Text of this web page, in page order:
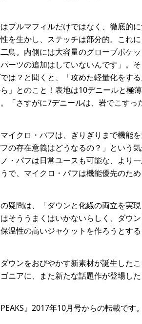
プルマフィルだけではなく、徹底的
を生かし、ステッチは部分的。これ
鳥。内側には大容量のグローブポケ
ーツの追加はしていないんです」。
は？と聞くと、「攻めた軽量化をす
」とのこと！表地は10デニールと極
「さすがに7デニールは、岩でこすっ
イクロ・パフは、ぎりぎりまで機能
フの存在意義はどうなるの？」という
・パフは日常ユースも可能な、より
で、マイクロ・パフは機能優先のた
疑問は、「ダウンと化繊の両立を実
そううまくはいかないらしく、ダウ
温性の高いジャケットを作ろうとす
ウンをおびやかす新素材が誕生した
ニアに、また新たな話題作が登場した
』2017年10月号からの転載です。